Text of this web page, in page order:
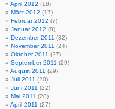
April 2012 (18)
März 2012 (17)
Februar 2012 (7)
Januar 2012 (8)
Dezember 2011 (32)
November 2011 (24)
Oktober 2011 (27)
September 2011 (29)
August 2011 (29)
Juli 2011 (20)
Juni 2011 (22)
Mai 2011 (28)
April 2011 (27)